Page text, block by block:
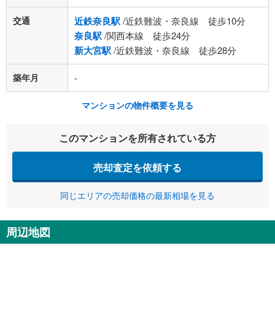
交通 近鉄奈良駅/近鉄難波・奈良線 徒歩10分
奈良駅/関西本線 徒歩24分
新大宮駅/近鉄難波・奈良線 徒歩28分
築年月 -
マンションの物件概要を見る
このマンションを所有されている方
売却査定を依頼する
同じエリアの売却価格の最新相場を見る
周辺地図